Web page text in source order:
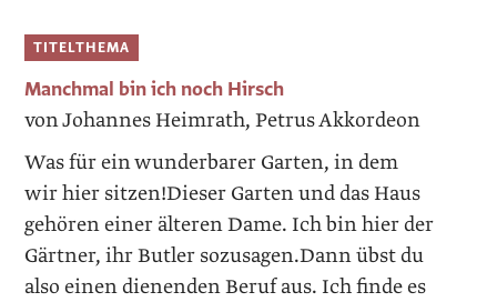
TITELTHEMA
Manchmal bin ich noch Hirsch
von Johannes Heimrath, Petrus Akkordeon
Was für ein wunderbarer Garten, in dem
wir hier sitzen!Dieser Garten und das Haus
gehören einer älteren Dame. Ich bin hier der
Gärtner, ihr Butler sozusagen.Dann übst du
also einen dienenden Beruf aus. Ich finde es